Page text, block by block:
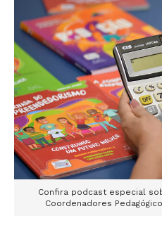
Confira podcast especial
Coordenadores